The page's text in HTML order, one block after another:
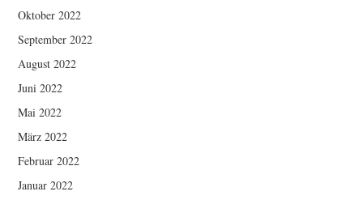
Oktober 2022
September 2022
August 2022
Juni 2022
Mai 2022
März 2022
Februar 2022
Januar 2022